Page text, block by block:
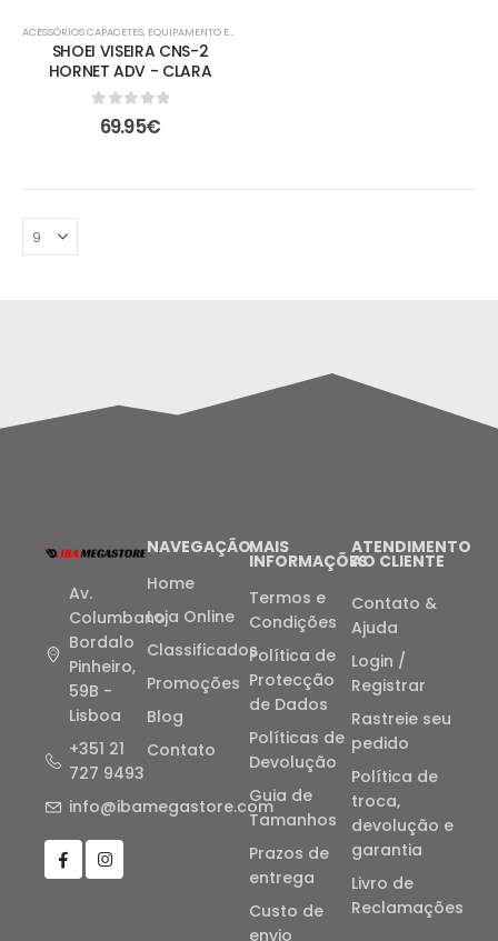
ACESSÓRIOS CAPACETES, EQUIPAMENTO ESTRADA
SHOEI VISEIRA CNS-2
HORNET ADV - CLARA
out of 5
69.95€
Av.
Columbano
Bordalo
Pinheiro,
59B -
Lisboa
+351 21
727 9493
info@ibamegastore.com
NAVEGAÇÃO
Home
Loja Online
Classificados
Promoções
Blog
Contato
MAIS
INFORMAÇÕES
Termos e
Condições
Política de
Protecção
de Dados
Políticas de
Devolução
Guia de
Tamanhos
Prazos de
entrega
Custo de
envio
ATENDIMENTO
AO CLIENTE
Contato &
Ajuda
Login /
Registrar
Rastreie seu
pedido
Política de
troca,
devolução e
garantia
Livro de
Reclamações